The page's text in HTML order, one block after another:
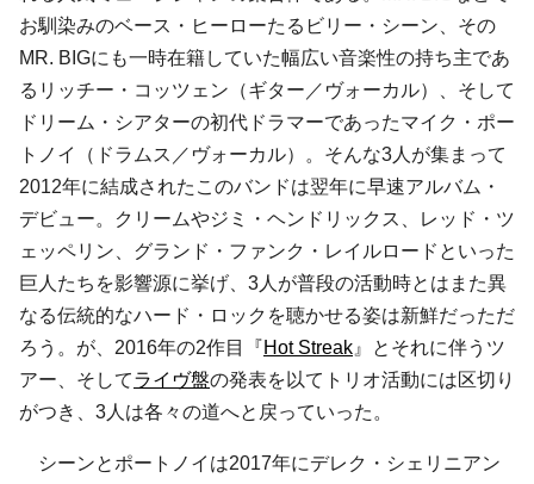
お馴染みのベース・ヒーローたるビリー・シーン、その
MR. BIGにも一時在籍していた幅広い音楽性の持ち主であ
るリッチー・コッツェン（ギター／ヴォーカル）、そして
ドリーム・シアターの初代ドラマーであったマイク・ポー
トノイ（ドラムス／ヴォーカル）。そんな3人が集まって
2012年に結成されたこのバンドは翌年に早速アルバム・
デビュー。クリームやジミ・ヘンドリックス、レッド・ツ
ェッペリン、グランド・ファンク・レイルロードといった
巨人たちを影響源に挙げ、3人が普段の活動時とはまた異
なる伝統的なハード・ロックを聴かせる姿は新鮮だっただ
ろう。が、2016年の2作目『Hot Streak 』とそれに伴うツ
アー、そしてライヴ盤の発表を以てトリオ活動には区切り
がつき、3人は各々の道へと戻っていった。
シーンとポートノイは2017年にデレク・シェリニアン